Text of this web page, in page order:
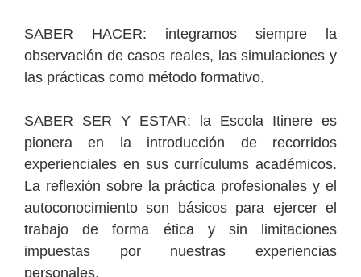
SABER HACER: integramos siempre la
observación de casos reales, las simulaciones y
las prácticas como método formativo.
SABER SER Y ESTAR: la Escola Itinere es
pionera en la introducción de recorridos
experienciales en sus currículums académicos.
La reflexión sobre la práctica profesionales y el
autoconocimiento son básicos para ejercer el
trabajo de forma ética y sin limitaciones
impuestas por nuestras experiencias
personales.